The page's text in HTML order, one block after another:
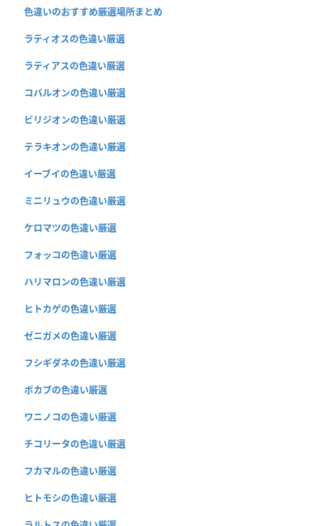
色違いのおすすめ厳選場所まとめ
ラティオスの色違い厳選
ラティアスの色違い厳選
コバルオンの色違い厳選
ビリジオンの色違い厳選
テラキオンの色違い厳選
イーブイの色違い厳選
ミニリュウの色違い厳選
ケロマツの色違い厳選
フォッコの色違い厳選
ハリマロンの色違い厳選
ヒトカゲの色違い厳選
ゼニガメの色違い厳選
フシギダネの色違い厳選
ポカブの色違い厳選
ワニノコの色違い厳選
チコリータの色違い厳選
フカマルの色違い厳選
ヒトモシの色違い厳選